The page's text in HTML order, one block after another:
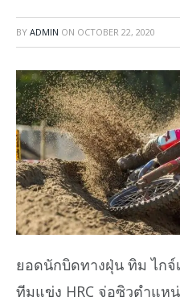
BY ADMIN ON OCTOBER 22, 2020
ยอดนักบิดทางฝุ่น ทิม ไกจ์
ทีมแข่ง HRC จ่อซิวตำแห